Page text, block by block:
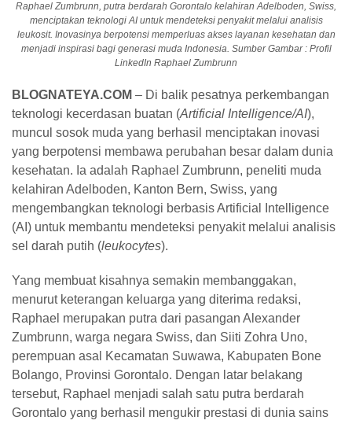
Raphael Zumbrunn, putra berdarah Gorontalo kelahiran Adelboden, Swiss,
menciptakan teknologi AI untuk mendeteksi penyakit melalui analisis
leukosit. Inovasinya berpotensi memperluas akses layanan kesehatan dan
menjadi inspirasi bagi generasi muda Indonesia. Sumber Gambar : Profil
LinkedIn Raphael Zumbrunn
BLOGNATEYA.COM – Di balik pesatnya perkembangan
teknologi kecerdasan buatan (Artificial Intelligence/AI),
muncul sosok muda yang berhasil menciptakan inovasi
yang berpotensi membawa perubahan besar dalam dunia
kesehatan. Ia adalah Raphael Zumbrunn, peneliti muda
kelahiran Adelboden, Kanton Bern, Swiss, yang
mengembangkan teknologi berbasisArtificial Intelligence
(AI) untuk membantu mendeteksi penyakit melalui analisis
sel darah putih (leukocytes).
Yang membuat kisahnya semakin membanggakan,
menurut keterangan keluarga yang diterima redaksi,
Raphael merupakan putra dari pasangan Alexander
Zumbrunn, warga negara Swiss, dan Siiti Zohra Uno,
perempuan asal
Kecamatan Suwawa, Kabupaten Bone
Bolango, Provinsi Gorontalo. Dengan latar belakang
tersebut, Raphael menjadi salah satu putra berdarah
Gorontalo yang berhasil mengukir prestasi di dunia sains